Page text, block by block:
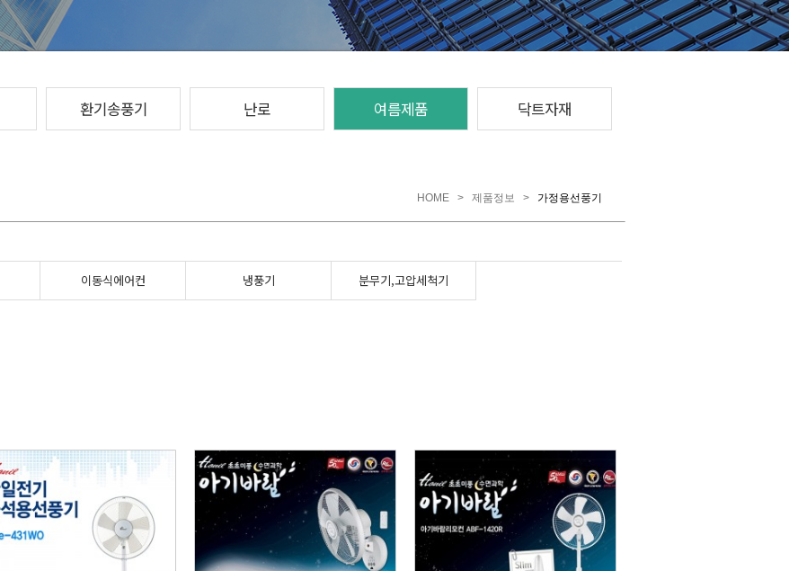
환기송풍기 난로 여름제품 닥트자재
HOME > 제품정보 > 가정용선풍기
이동식에어컨 냉풍기 분무기,고압세척기